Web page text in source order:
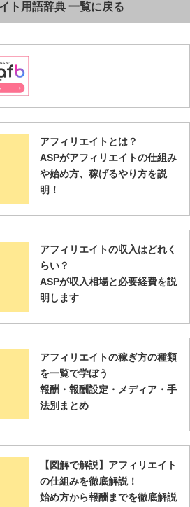
ト用語辞典 一覧に戻る
アフィリエイトとは？
ASPがアフィリエイトの仕組み
や始め方、稼げるやり方を説
明！
アフィリエイトの収入はどれく
らい？
ASPが収入相場と必要経費を説
明します
アフィリエイトの稼ぎ方の種類
を一覧で学ぼう
報酬・報酬設定・メディア・手
法別まとめ
【図解で解説】アフィリエイト
の仕組みを徹底解説！
始め方から報酬までを徹底解説